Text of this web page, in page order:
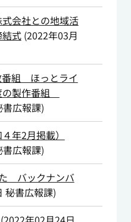
会社との地域活
式(2022年03月
番組 ほっとライ
製作番組
書広報課)
年2月掲載）
書広報課)
バックナンバ
秘書広報課)